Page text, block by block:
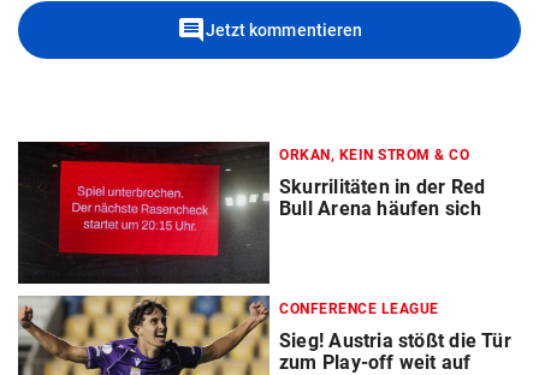
commentJetzt kommentieren
ORKAN, KEIN STROM & CO
Skurrilitäten in der Red
Bull Arena häufen sich
CONFERENCE LEAGUE
Sieg! Austria stößt die Tür
zum Play-off weit auf